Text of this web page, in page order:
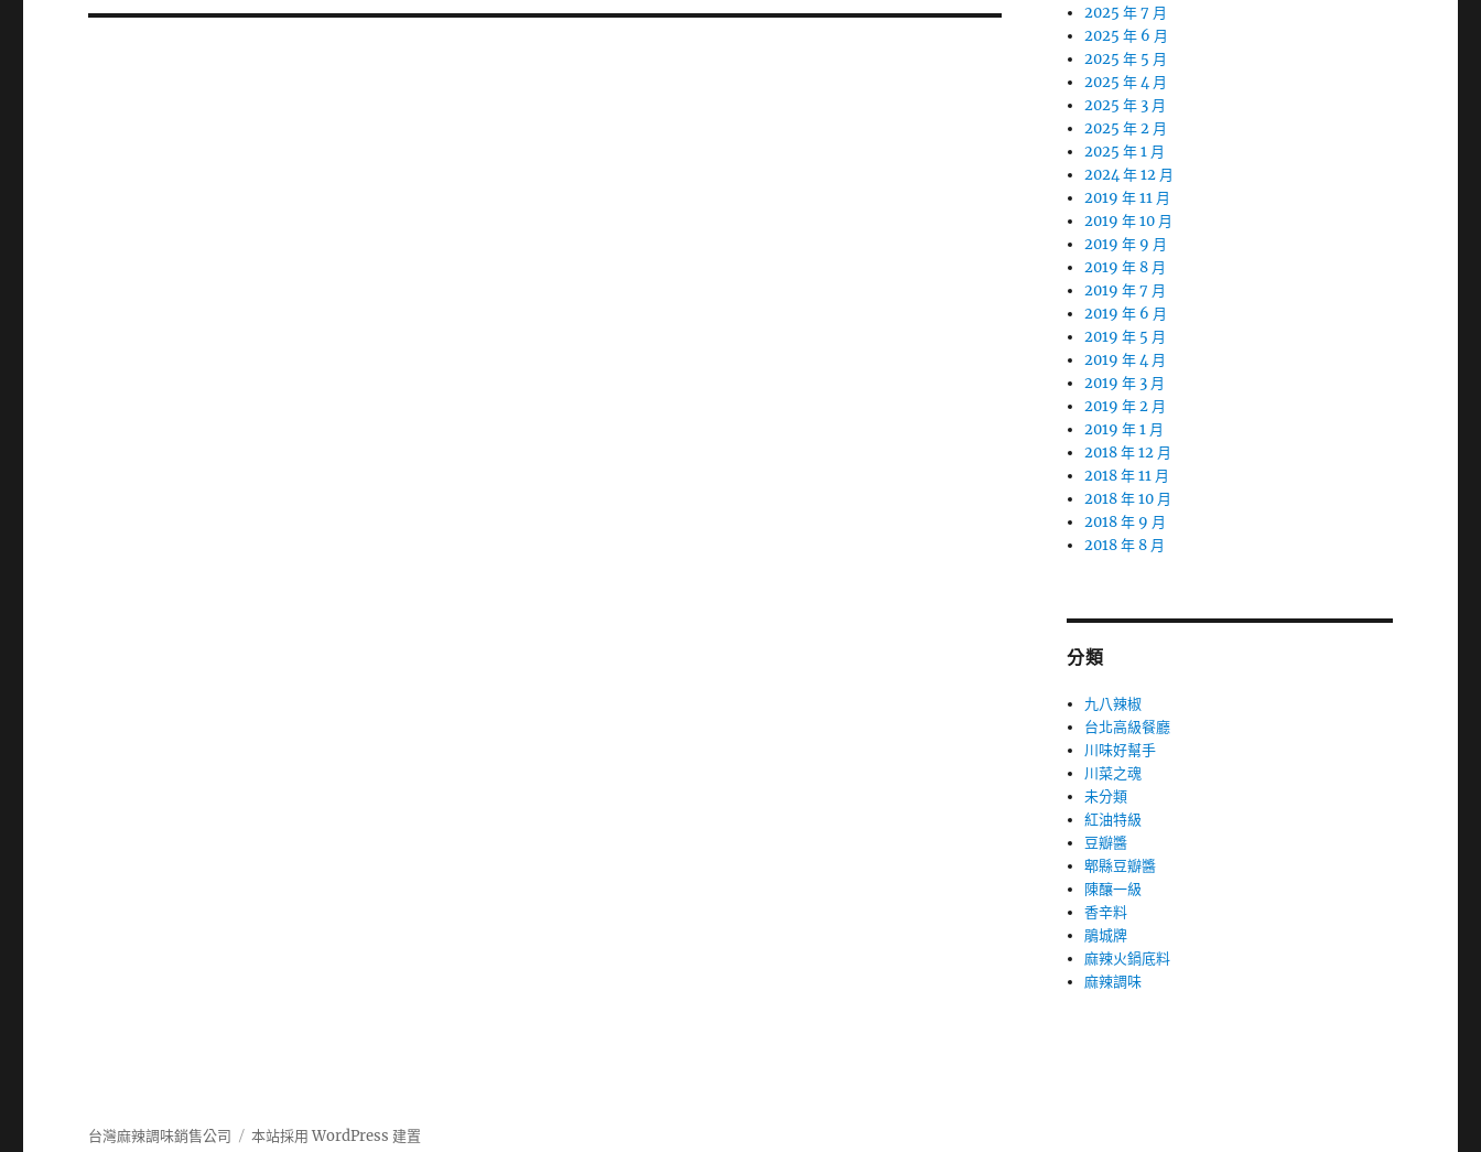
篇
2025 年 7 月
2025 年 6 月
2025 年 5 月
2025 年 4 月
2025 年 3 月
2025 年 2 月
2025 年 1 月
2024 年 12 月
2019 年 11 月
2019 年 10 月
2019 年 9 月
2019 年 8 月
2019 年 7 月
2019 年 6 月
2019 年 5 月
2019 年 4 月
2019 年 3 月
2019 年 2 月
2019 年 1 月
2018 年 12 月
2018 年 11 月
2018 年 10 月
2018 年 9 月
2018 年 8 月
分類
九八辣椒
台北高級餐廳
川味好幫手
川菜之魂
未分類
紅油特級
豆瓣醬
郫縣豆瓣醬
陳釀一級
香辛料
鵑城牌
麻辣火鍋底料
麻辣調味
台灣麻辣調味銷售公司 本站採用 WordPress 建置